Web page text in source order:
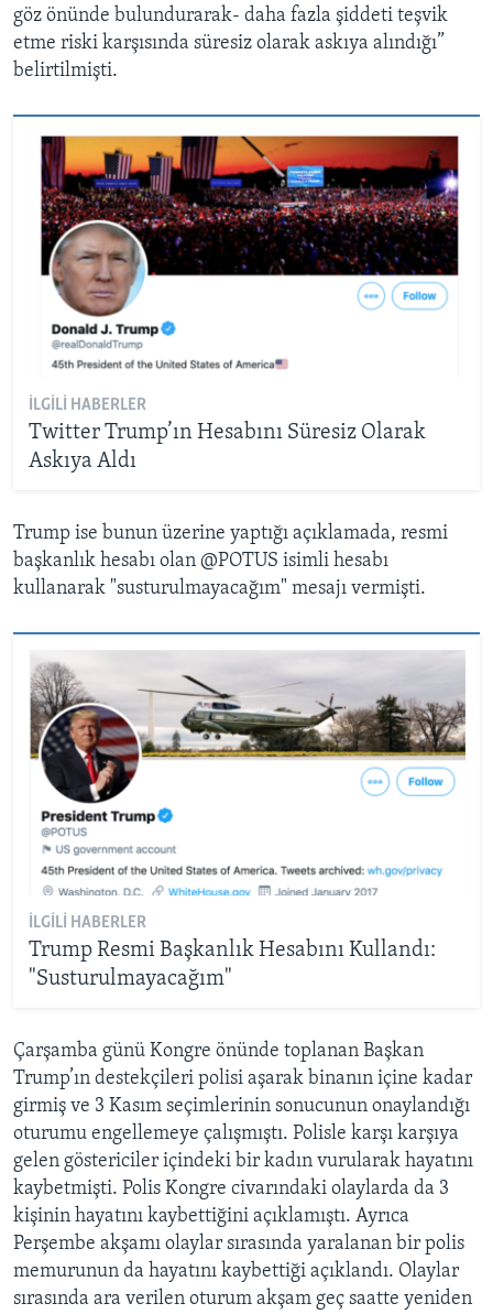
göz önünde bulundurarak- daha fazla şiddeti teşvik
etme riski karşısında süresiz olarak askıya alındığı”
belirtilmişti.
İLGILI HABERLER
Twitter Trump’ın Hesabını Süresiz Olarak
Askıya Aldı
Trump ise bunun üzerine yaptığı açıklamada, resmi
başkanlık hesabı olan @POTUS isimli hesabı
kullanarak "susturulmayacağım" mesajı vermişti.
İLGILI HABERLER
Trump Resmi Başkanlık Hesabını Kullandı:
"Susturulmayacağım"
Çarşamba günü Kongre önünde toplanan Başkan
Trump’ın destekçileri polisi aşarak binanın içine kadar
girmiş ve 3 Kasım seçimlerinin sonucunun onaylandığı
oturumu engellemeye çalışmıştı. Polisle karşı karşıya
gelen göstericiler içindeki bir kadın vurularak hayatını
kaybetmişti. Polis Kongre civarındaki olaylarda da 3
kişinin hayatını kaybettiğini açıklamıştı. Ayrıca
Perşembe akşamı olaylar sırasında yaralanan bir polis
memurunun da hayatını kaybettiği açıklandı. Olaylar
sırasında ara verilen oturum akşam geç saatte yeniden